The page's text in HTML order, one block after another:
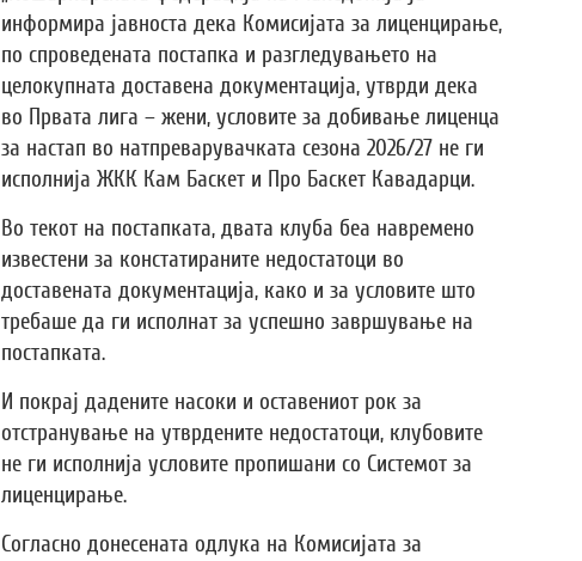
информира јавноста дека Комисијата за лиценцирање,
по спроведената постапка и разгледувањето на
целокупната доставена документација, утврди дека
во Првата лига – жени, условите за добивање лиценца
за настап во натпреварувачката сезона 2026/27 не ги
исполнија ЖКК Кам Баскет и Про Баскет Кавадарци.
Во текот на постапката, двата клуба беа навремено
известени за констатираните недостатоци во
доставената документација, како и за условите што
требаше да ги исполнат за успешно завршување на
постапката.
И покрај дадените насоки и оставениот рок за
отстранување на утврдените недостатоци, клубовите
не ги исполнија условите пропишани со Системот за
лиценцирање.
Согласно донесената одлука на Комисијата за